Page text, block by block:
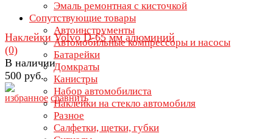
Эмаль ремонтная с кисточкой
Сопутствующие товары
Автоинструменты
Автомобильные компрессоры и насосы
Батарейки
Домкраты
Канистры
Набор автомобилиста
Наклейки на стекло автомобиля
Разное
Салфетки, щетки, губки
избранное сравнить
Наклейки Volvo D-65 мм алюминий
(0)
В наличии
500 руб.